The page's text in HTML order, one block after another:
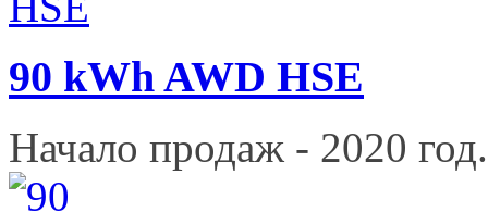
90 kWh AWD HSE
Начало продаж - 2020